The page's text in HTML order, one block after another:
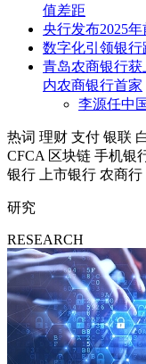
值差距
央行发布2025
数字化引领银
青岛农商银行
内农商银行首家
李源任中
热词 理财 支付 银联
CFCA 区块链 手机银
银行
上市银行 农商行
研究
RESEARCH